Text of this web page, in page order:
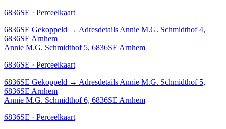
6836SE · Perceelkaart
6836SE Gekoppeld → Adresdetails Annie M.G. Schmidthof 4,
6836SE Arnhem
Annie M.G. Schmidthof 5, 6836SE Arnhem
6836SE · Perceelkaart
6836SE Gekoppeld → Adresdetails Annie M.G. Schmidthof 5,
6836SE Arnhem
Annie M.G. Schmidthof 6, 6836SE Arnhem
6836SE · Perceelkaart